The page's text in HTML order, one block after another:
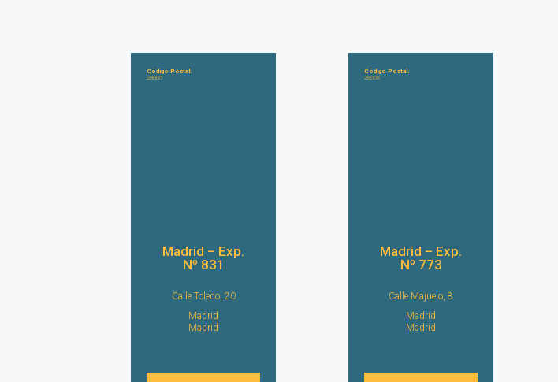
Código Postal:
28005
Madrid – Exp.
Nº 831
Calle Toledo, 20
Madrid
Madrid
Código Postal:
28005
Madrid – Exp.
Nº 773
Calle Majuelo, 8
Madrid
Madrid